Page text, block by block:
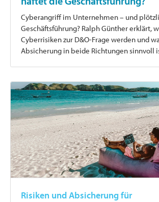
Cyberangriff im Unternehmen – und
Geschäftsführung? Ralph Günther erklärt,
Cyberrisiken zur D&O-Frage werden und
Absicherung in beide Richtungen sinnvoll
Risiken und Absicherung für